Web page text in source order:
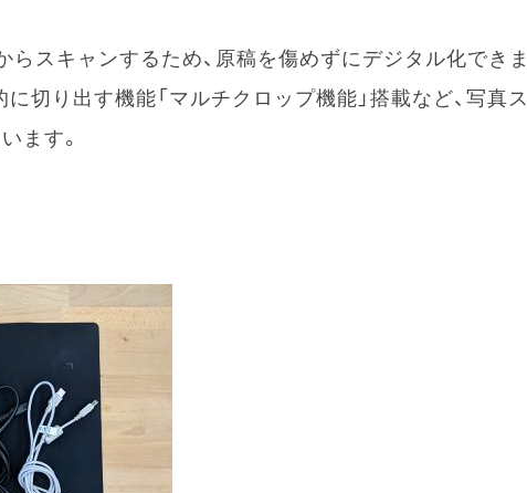
らスキャンするため、原稿を傷めずにデジタル化できま
切り出す機能「マルチクロップ機能」搭載など、写真ス
ます。